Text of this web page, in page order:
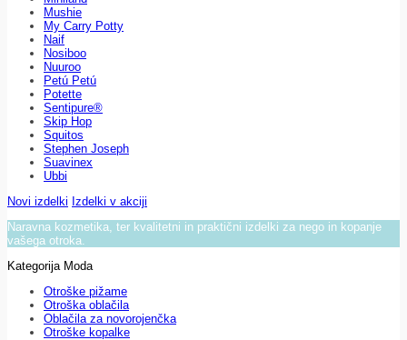
Mushie
My Carry Potty
Naif
Nosiboo
Nuuroo
Petú Petú
Potette
Sentipure®
Skip Hop
Squitos
Stephen Joseph
Suavinex
Ubbi
Novi izdelki Izdelki v akciji
Naravna kozmetika, ter kvalitetni in praktični izdelki za nego in kopanje
vašega otroka.
Kategorija Moda
Otroške pižame
Otroška oblačila
Oblačila za novorojenčka
Otroške kopalke